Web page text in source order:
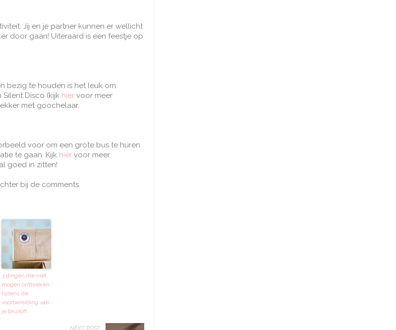
Jij en je partner kunnen er wellicht
door gaan! Uiteraard is een feestje op
bezig te houden is het leuk om
Disco (kijk hier voor meer
met goochelaar.
voor om een grote bus te huren
te gaan. Kijk hier voor meer
goed in zitten!
bij de comments.
3 dingen die niet
mogen ontbreken
tijdens de
voorbereiding van
je bruiloft
NEXT POST